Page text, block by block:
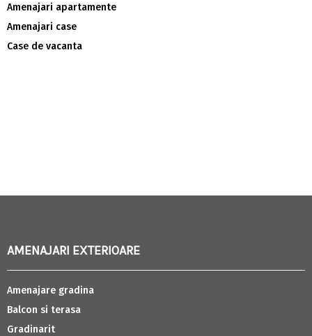
Amenajari apartamente
Amenajari case
Case de vacanta
AMENAJARI EXTERIOARE
Amenajare gradina
Balcon si terasa
Gradinarit